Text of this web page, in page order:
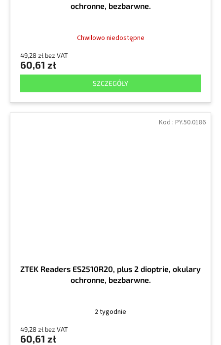
ochronne, bezbarwne.
Chwilowo niedostępne
49,28 zł bez VAT
60,61 zł
SZCZEGÓŁY
ZTEK Readers ES2510R20, plus 2 dioptrie, okulary
ochronne, bezbarwne.
2 tygodnie
49,28 zł bez VAT
60,61 zł
Kod : PY.50.0186